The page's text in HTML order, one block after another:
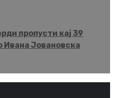
пропусти кај 39
Ивана Јовановска